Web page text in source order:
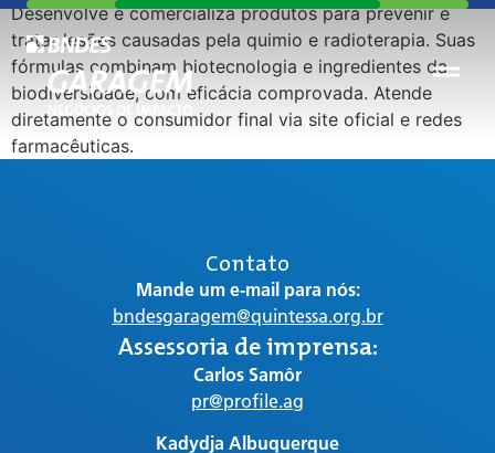
Desenvolve e comercializa produtos para prevenir e
tratar lesões causadas pela quimio e radioterapia. Suas
fórmulas combinam biotecnologia e ingredientes da
biodiversidade, com eficácia comprovada. Atende
diretamente o consumidor final via site oficial e redes
farmacêuticas.
Contato
Mande um e-mail para nós:
bndesgaragem@quintessa.org.br
Assessoria de imprensa:
Carlos Samôr
pr@profile.ag
Kadydja Albuquerque